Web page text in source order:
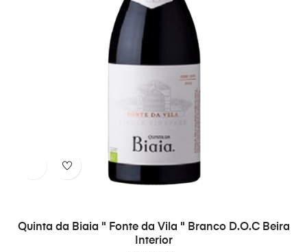
Quinta da Biaia " Fonte da Vila " Branco D.O.C Beira
Interior